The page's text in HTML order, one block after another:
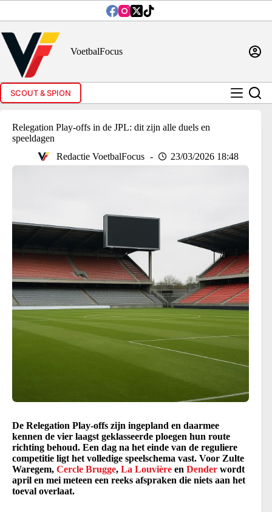
inhoud
VoetbalFocus
SCOUT & SPION
Relegation Play-offs in de JPL: dit zijn alle duels en
speeldagen
Redactie VoetbalFocus
23/03/2026 18:48
De Relegation Play-offs zijn ingepland en daarmee
kennen de vier laagst geklasseerde ploegen hun route
richting behoud. Een dag na het einde van de reguliere
competitie ligt het volledige speelschema vast. Voor Zulte
Waregem, Cercle Brugge, La Louvière en Dender wordt
april en mei meteen een reeks afspraken die niets aan het
toeval overlaat.